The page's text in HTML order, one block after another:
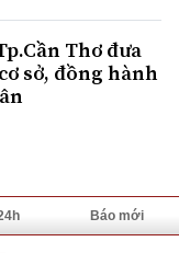
Thơ đưa
sở, đồng hành
Báo mới